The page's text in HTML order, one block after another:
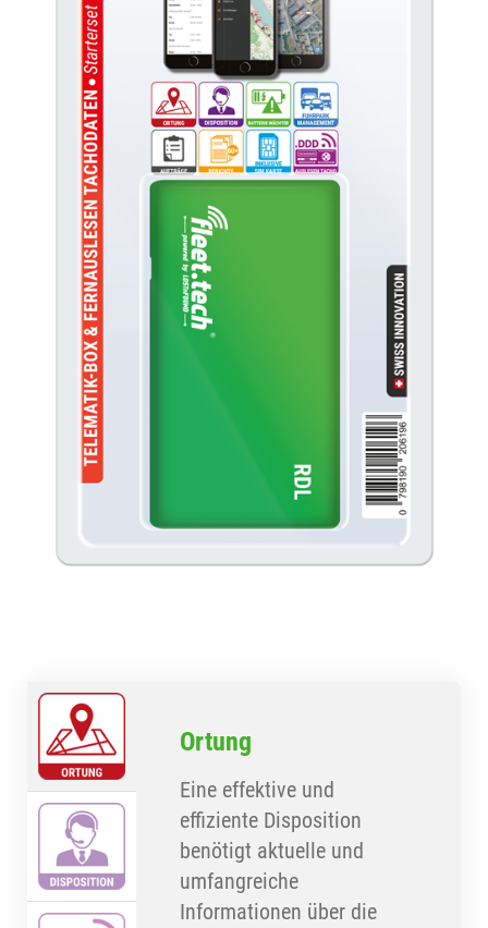
Ortung
Eine effektive und
effiziente Disposition
benötigt aktuelle und
umfangreiche
Informationen über die